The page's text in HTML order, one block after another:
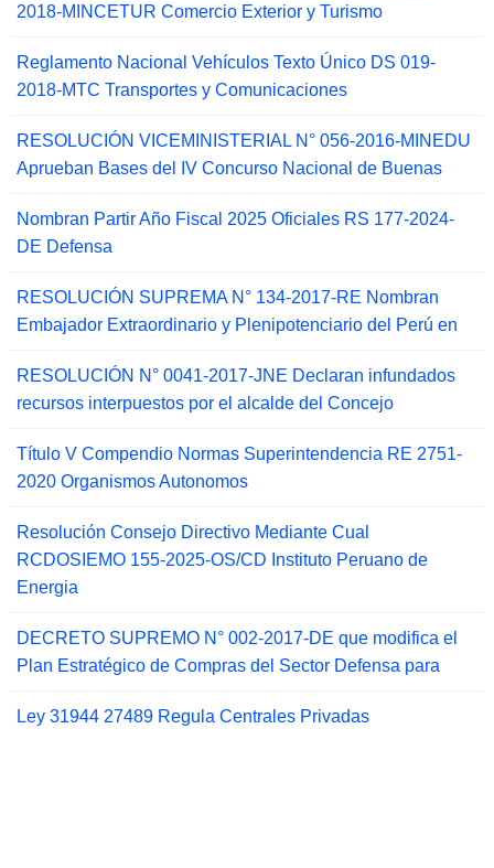
2018-MINCETUR Comercio Exterior y Turismo
Reglamento Nacional Vehículos Texto Único DS 019-
2018-MTC Transportes y Comunicaciones
RESOLUCIÓN VICEMINISTERIAL N° 056-2016-MINEDU
Aprueban Bases del IV Concurso Nacional de Buenas
Nombran Partir Año Fiscal 2025 Oficiales RS 177-2024-
DE Defensa
RESOLUCIÓN SUPREMA N° 134-2017-RE Nombran
Embajador Extraordinario y Plenipotenciario del Perú en
RESOLUCIÓN N° 0041-2017-JNE Declaran infundados
recursos interpuestos por el alcalde del Concejo
Título V Compendio Normas Superintendencia RE 2751-
2020 Organismos Autonomos
Resolución Consejo Directivo Mediante Cual
RCDOSIEMO 155-2025-OS/CD Instituto Peruano de
Energia
DECRETO SUPREMO N° 002-2017-DE que modifica el
Plan Estratégico de Compras del Sector Defensa para
Ley 31944 27489 Regula Centrales Privadas